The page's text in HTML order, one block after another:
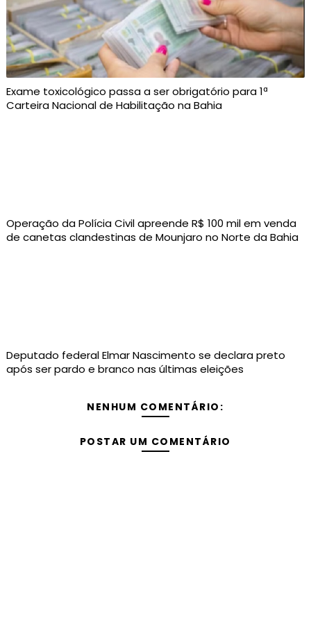
Exame toxicológico passa a ser obrigatório para 1ª
Carteira Nacional de Habilitação na Bahia
Operação da Polícia Civil apreende R$ 100 mil em venda
de canetas clandestinas de Mounjaro no Norte da Bahia
Deputado federal Elmar Nascimento se declara preto
após ser pardo e branco nas últimas eleições
NENHUM COMENTÁRIO:
POSTAR UM COMENTÁRIO